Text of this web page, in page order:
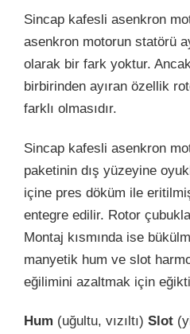
Sincap kafesli asenkron
asenkron motorun statörü
olarak bir fark yoktur.
birbirinden ayıran özellik
farklı olmasıdır.
Sincap kafesli asenkron
paketinin dış yüzeyine
içine pres döküm ile
entegre edilir. Rotor
Montaj kısmında ise
manyetik hum ve slot
eğilimini azaltmak için
Hum (uğultu, vızıltı) Slot